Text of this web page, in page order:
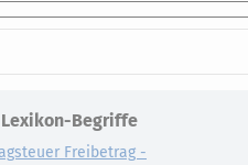
Begriffe
Freibetrag -